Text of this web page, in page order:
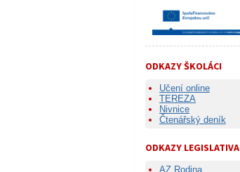
ODKAZY ŠKOLÁCI
Učení online
TEREZA
Nivnice
Čtenářský deník
ODKAZY LEGISLATIVA
AZ Rodina